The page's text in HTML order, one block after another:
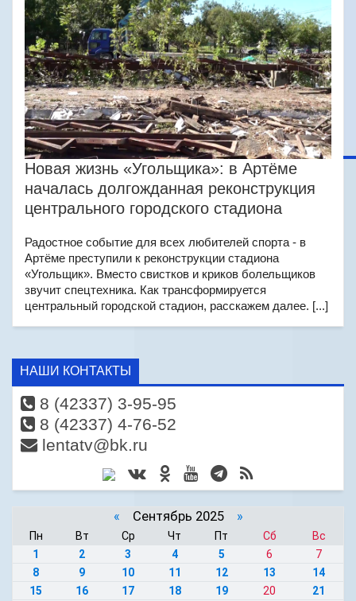
Новая жизнь «Угольщика»: в Артёме
началась долгожданная реконструкция
центрального городского стадиона
Радостное событие для всех любителей спорта - в
Артёме преступили к реконструкции стадиона
«Угольщик». Вместо свистков и криков болельщиков
звучит спецтехника. Как трансформируется
центральный городской стадион, расскажем далее. [...]
НАШИ КОНТАКТЫ
8 (42337) 3-95-95
8 (42337) 4-76-52
lentatv@bk.ru
« Сентябрь 2025 »
Пн Вт Ср Чт Пт Сб
Вс
1
2 3 4 5 6
7
8
9 10 11 12 13
14
15
16 17 18 19 20
21